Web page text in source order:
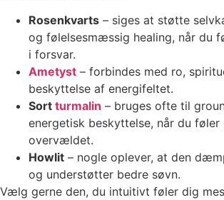
Rosenkvarts – siges at støtte
og følelsesmæssig healing, når du
i forsvar.
Ametyst – forbindes med ro,
beskyttelse af energifeltet.
Sort turmalin – bruges ofte til
energetisk beskyttelse, når du
overvældet.
Howlit – nogle oplever, at den
og understøtter bedre søvn.
Vælg gerne den, du intuitivt føler dig